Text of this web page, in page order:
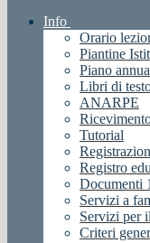
Info
Orario
Piantine
Piano
Libri di
ANARPE
Tutorial
Registro
Documenti
Servizi a
Servizi per
Criteri